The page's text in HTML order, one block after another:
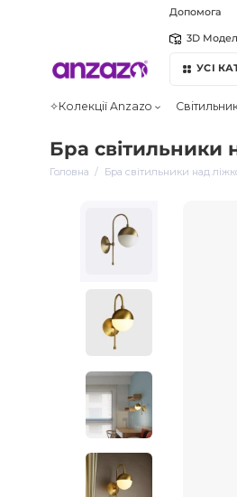
Допомога
3D
УСІ
✧Колекції Anzazo
Бра світильники
Головна Бра світильники над